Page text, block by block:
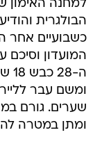
למחנה האימון
הבולגרית
כשבועיים אחר
המועדון וסיכם
שערים. גורם
ומתן במטרה